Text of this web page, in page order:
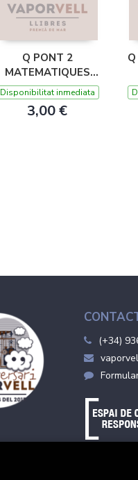
Q PONT 2
MATEMATIQUES
PRIMARIA
Disponibilitat inmediata
3,00 €
(+34)